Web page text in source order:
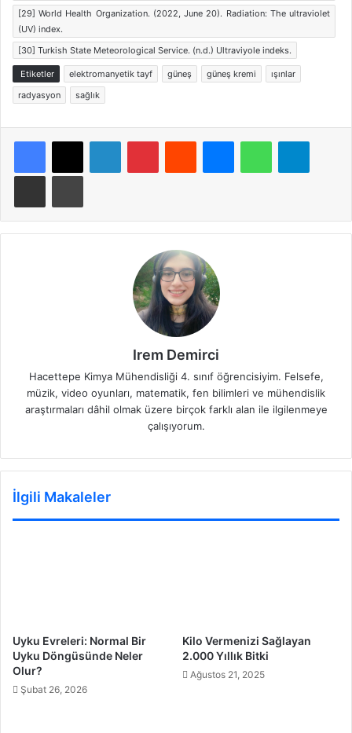
[29] World Health Organization. (2022, June 20). Radiation: The ultraviolet
(UV) index.
[30] Turkish State Meteorological Service. (n.d.) Ultraviyole indeks.
Etiketler elektromanyetik tayf güneş güneş kremi
ışınlar
radyasyon
sağlık
Facebook
X LinkedInPinterestReddit MessengerWhatsApp
E-Posta ile paylaş Yazdır
Irem Demirci
Hacettepe Kimya Mühendisliği 4. sınıf öğrencisiyim. Felsefe,
müzik, video oyunları, matematik, fen bilimleri ve mühendislik
araştırmaları dâhil olmak üzere birçok farklı alan ile ilgilenmeye
çalışıyorum.
İlgili Makaleler
Uyku Evreleri: Normal Bir
Uyku Döngüsünde Neler
Olur?
Şubat 26, 2026
Kilo Vermenizi Sağlayan
2.000 Yıllık Bitki
Ağustos 21, 2025